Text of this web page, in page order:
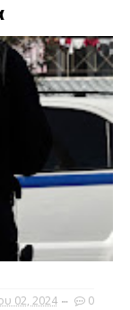
02, 2024 0